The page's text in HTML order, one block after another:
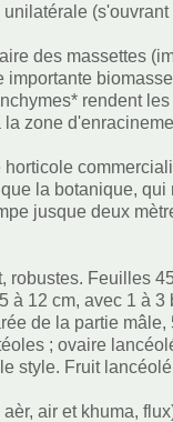
des massettes
rendent
zone
horticole
la botanique, qui
jusque deux
robustes. Feuilles
à 12 cm, avec 1 à
de la partie
; ovaire
style. Fruit
air et khuma,